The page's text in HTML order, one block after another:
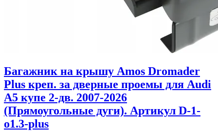
Багажник на крышу Amos Dromader
Plus креп. за дверные проемы для Audi
A5 купе 2-дв. 2007-2026
(Прямоугольные дуги). Артикул D-1-
o1.3-plus